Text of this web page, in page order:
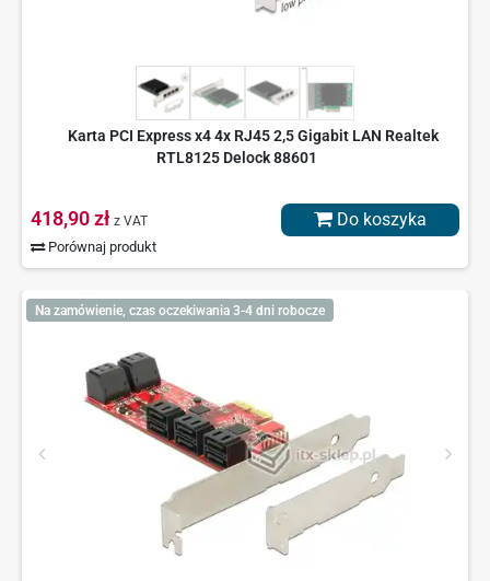
Karta PCI Express x4 4x RJ45 2,5 Gigabit LAN Realtek
RTL8125 Delock 88601
418,90 zł z VAT
Porównaj produkt
Do koszyka
Na zamówienie, czas oczekiwania 3-4 dni robocze